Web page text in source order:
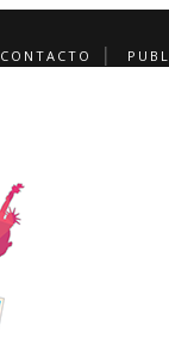
CONTACTO